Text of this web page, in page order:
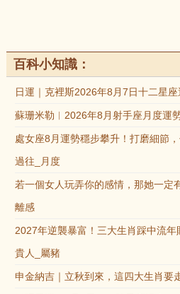
百科小知識：
日運｜克裡斯2026年8月7日十二星
蘇珊米勒︱2026年8月射手座月度運
處女座8月運勢穩步攀升！打磨細節
過往_月度
若一個女人玩弄你的感情，那她一定
離感
2027年逆襲暴富！三大生肖踩中流年
貴人_屬豬
申金納吉｜立秋到來，這四大生肖要